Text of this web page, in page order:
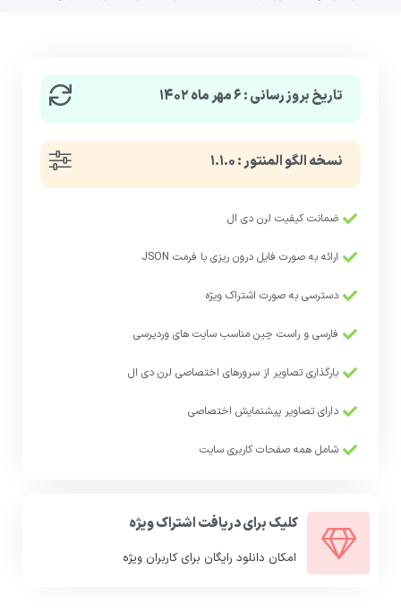
تاریخ بروزرسانی : ۶ مهر ماه ۱۴۰۲
نسخه الگو المنتور : ۱.۱.۰
ضمانت کیفیت لرن دی ال
ارائه به صورت فایل درون ریزی با فرمت JSON
دسترسی به صورت اشتراک ویژه
فارسی و راست چین مناسب سایت های وردپرسی
بارگذاری تصاویر از سرورهای اختصاصی لرن دی ال
دارای تصاویر پیشنمایش اختصاصی
شامل همه صفحات کاربری سایت
کلیک برای دریافت اشتراک ویژه
امکان دانلود رایگان برای کاربران ویژه